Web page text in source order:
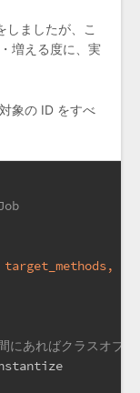
ましたが、こ
増える度に、実
象の ID をすべ
ればクラスオブジ